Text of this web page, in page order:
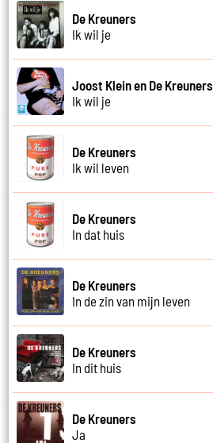
De Kreuners
Ik wil je
Joost Klein en De Kreuners
Ik wil je
De Kreuners
Ik wil leven
De Kreuners
In dat huis
De Kreuners
In de zin van mijn leven
De Kreuners
In dit huis
De Kreuners
Ja